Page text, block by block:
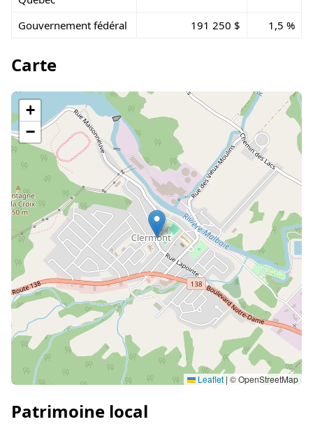
Gouvernement fédéral
191 250 $ 1,5 %
Carte
+
−
Leaflet | © OpenStreetMap
Patrimoine local